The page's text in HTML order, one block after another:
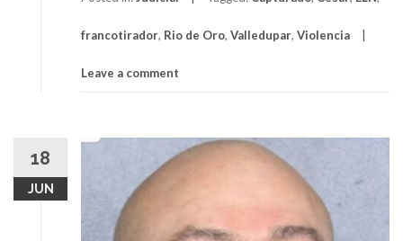
francotirador, Rio de Oro, Valledupar, Violencia
Leave a comment
18
JUN